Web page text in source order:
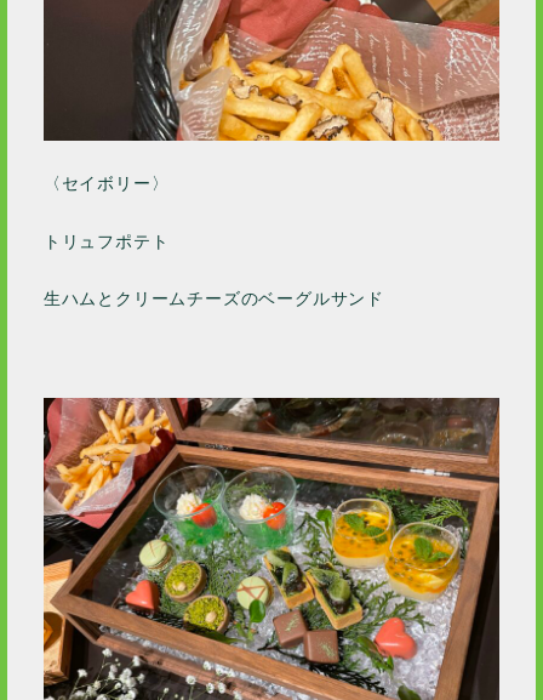
2019 / 10
2019 / 9
2019 / 5
2019 / 2
〈セイボリー〉
トリュフポテト
生ハムとクリームチーズのベーグルサンド